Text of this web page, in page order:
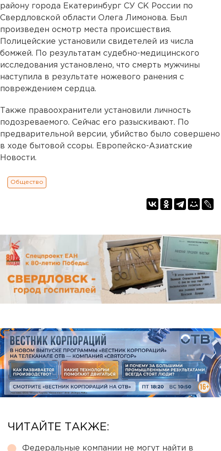
району города Екатеринбург СУ СК России по
Свердловской области Олега Лимонова. Был
произведен осмотр места происшествия.
Полицейские установили свидетелей из числа
бомжей. По результатам судебно-медицинского
исследования установлено, что смерть мужчины
наступила в результате ножевого ранения с
повреждением сердца.
Также правоохранители установили личность
подозреваемого. Сейчас его разыскивают. По
предварительной версии, убийство было совершено
в ходе бытовой ссоры. Европейско-Азиатские
Новости.
Общество
ЧИТАЙТЕ ТАКЖЕ:
Федеральные компании не могут найти в